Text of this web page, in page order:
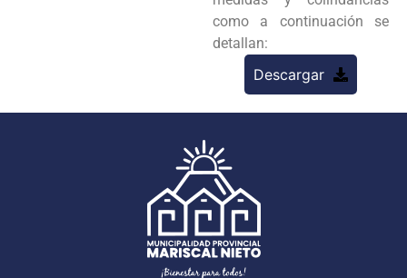
como a continuación se
detallan:
Descargar